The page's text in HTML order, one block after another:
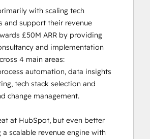
with scaling tech
and support their revenue
£50M ARR by providing
and implementation
4 main areas:
automation, data insights
tech stack selection and
change management.
at HubSpot, but even better
scalable revenue engine with